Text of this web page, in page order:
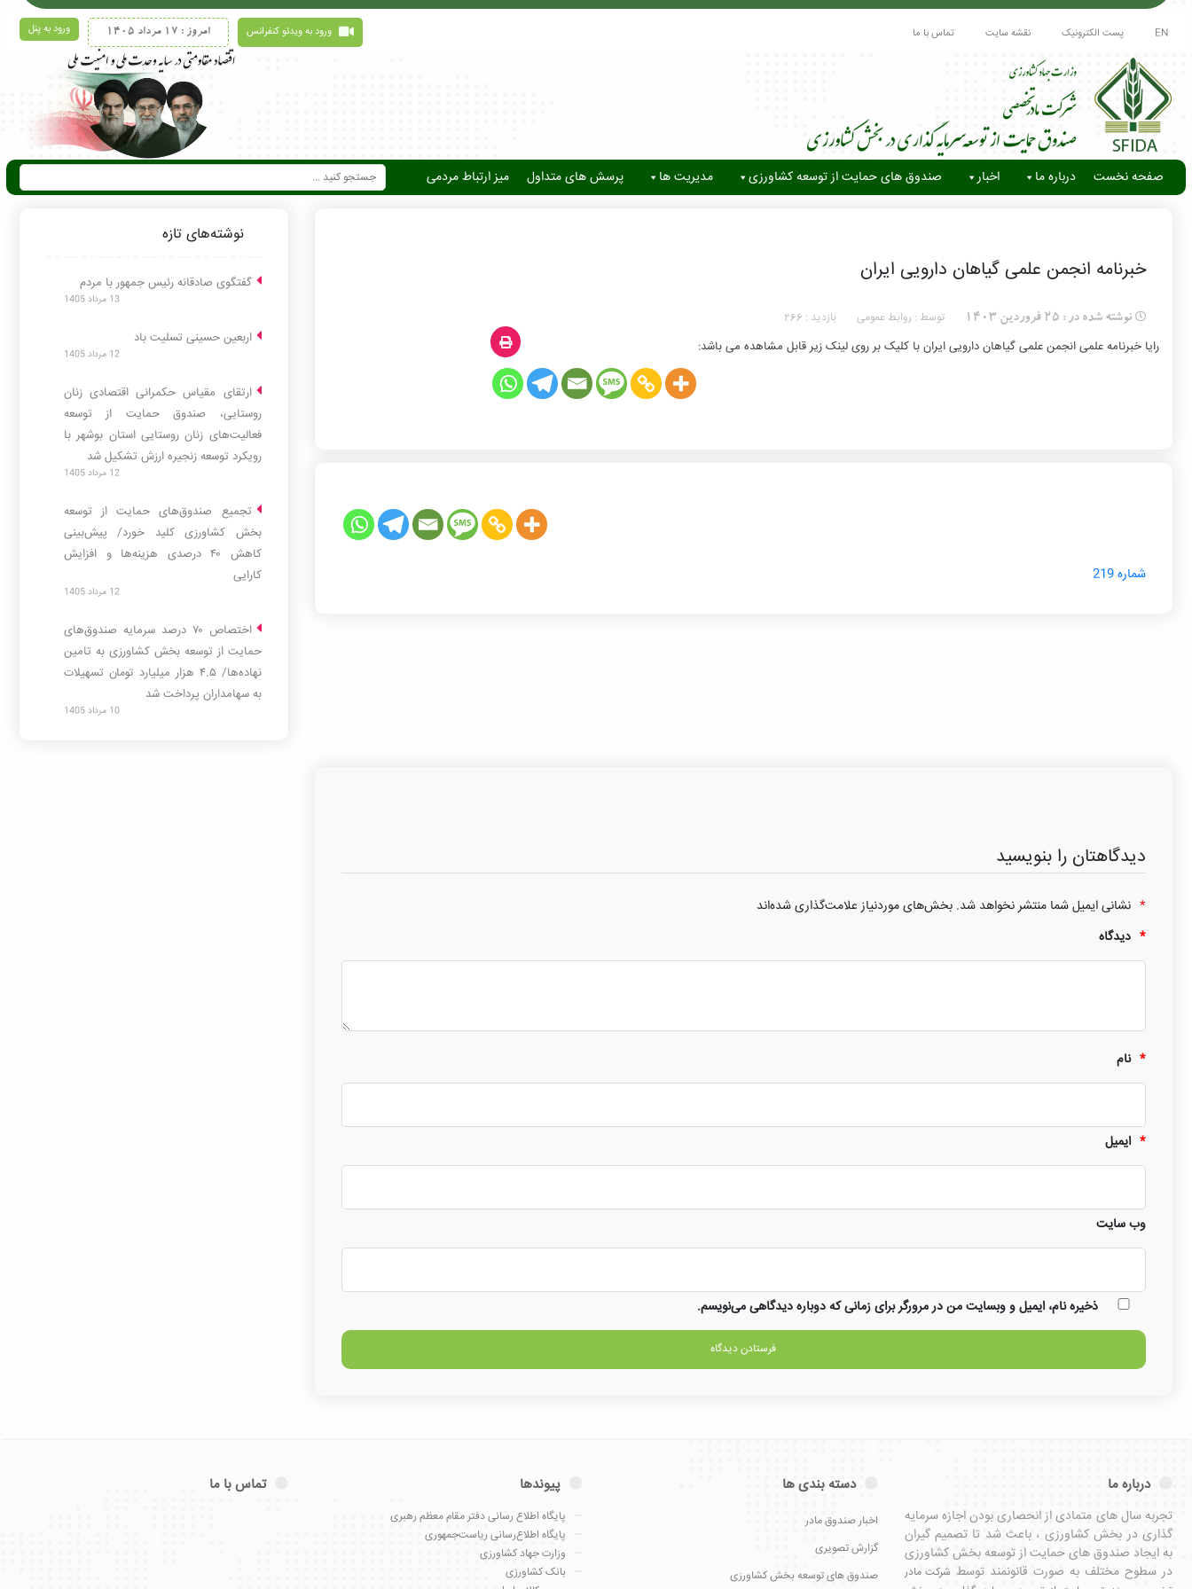
EN پست الکترونیک نقشه سایت تماس با ما ورود به پنل امروز : 17 مرداد 1405 ورود به ویدئو کنفرانس
صفحه نخست درباره ما اخبار صندوق های حمایت از توسعه کشاورزی مدیریت ها پرسش های متداول میز ارتباط مردمی
خبرنامه انجمن علمی گیاهان دارویی ایران
نوشته شده در : 25 فروردین 1403 توسط : روابط عمومی بازدید : 266
رایا خبرنامه علمی انجمن علمی گیاهان دارویی ایران با کلیک بر روی لینک زیر قابل مشاهده می باشد:
شماره 219
نوشته‌های تازه
گفتگوی صادقانه رئیس جمهور با مردم
13 مرداد 1405
اربعین حسینی تسلیت باد
12 مرداد 1405
ارتقای مقیاس حکمرانی اقتصادی زنان
روستایی، صندوق حمایت از توسعه
فعالیت‌های زنان روستایی استان بوشهر با
رویکرد توسعه زنجیره ارزش تشکیل شد
12 مرداد 1405
تجمیع صندوق‌های حمایت از توسعه
بخش کشاورزی کلید خورد/ پیش‌بینی
کاهش ۴۰ درصدی هزینه‌ها و افزایش
کارایی
12 مرداد 1405
اختصاص ۷۰ درصد سرمایه صندوق‌های
حمایت از توسعه بخش کشاورزی به تامین
نهاده‌ها/ ۴.۵ هزار میلیارد تومان تسهیلات
به سهامداران پرداخت شد
10 مرداد 1405
دیدگاهتان را بنویسید
نشانی ایمیل شما منتشر نخواهد شد. بخش‌های موردنیاز علامت‌گذاری شده‌اند
*
دیدگاه *
نام *
ایمیل *
وب‌ سایت
ذخیره نام، ایمیل و وبسایت من در مرورگر برای زمانی که دوباره دیدگاهی می‌نویسم.
درباره ما
تجربه سال های متمادی از انحصاری بودن اجازه سرمایه
گذاری در بخش کشاورزی ، باعث شد تا تصمیم گیران
به ایجاد صندوق های حمایت از توسعه بخش کشاورزی
در سطوح مختلف به صورت قانونمند توسط شرکت مادر
دسته بندی ها
اخبار صندوق مادر
گزارش تصویری
صندوق های توسعه بخش کشاورزی
پیوندها
پایگاه اطلاع رسانی دفتر مقام معظم رهبری
پایگاه اطلاع‌رسانی ریاست‌جمهوری
وزارت جهاد کشاورزی
بانک کشاورزی
تماس با ما